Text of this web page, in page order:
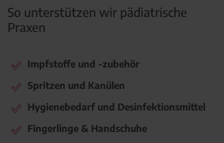
So unterstützen wir pädiatrische
Praxen
Impfstoffe und -zubehör
Spritzen und Kanülen
Hygienebedarf und Desinfektionsmittel
Fingerlinge & Handschuhe